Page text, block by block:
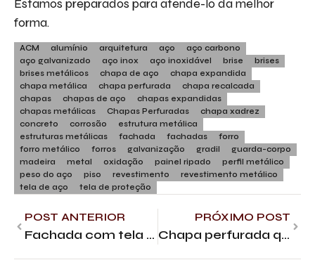
Estamos preparados para atendê-lo da melhor
forma.
ACM alumínio arquitetura aço
aço carbono
aço galvanizado
aço inox aço inoxidável brise
brises
brises metálicos
chapa de aço
chapa expandida
chapa metálica
chapa perfurada
chapa recalcada
chapas
chapas de aço
chapas expandidas
chapas metálicas
Chapas Perfuradas
chapa xadrez
concreto
corrosão
estrutura metálica
estruturas metálicas
fachada fachadas
forro
forro metálico
forros galvanização gradil
guarda-corpo
madeira
metal oxidação painel ripado
perfil metálico
peso do aço
piso revestimento
revestimento metálico
tela de aço
tela de proteção
POST ANTERIOR
Fachada com tela metálica – Quais os melhores modelos
PRÓXIMO POST
Chapa perfurada quadrada: vantagens e aplicações